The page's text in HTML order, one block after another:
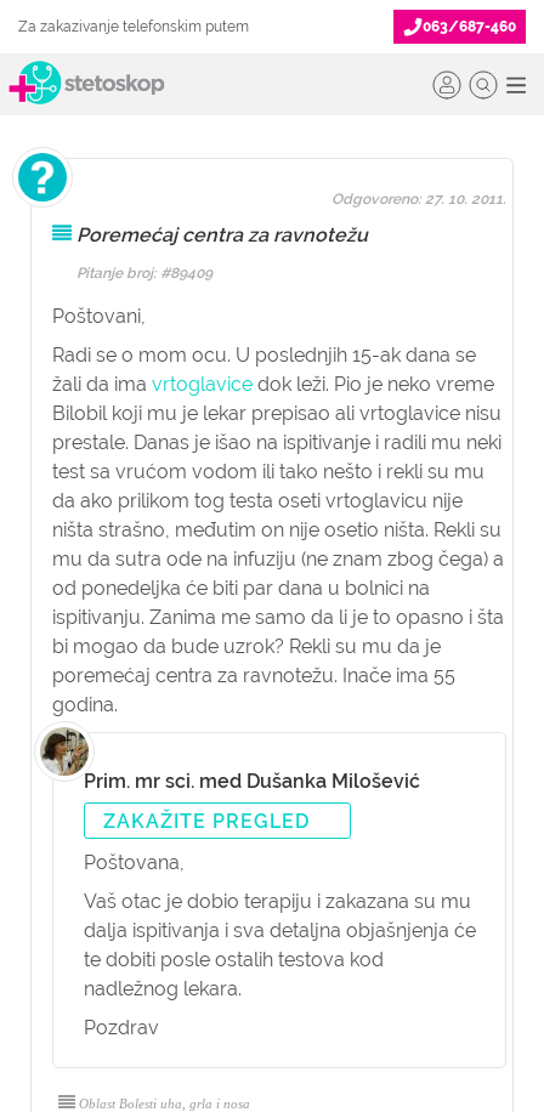
Za zakazivanje telefonskim putem 063/687-460
Poremećaj centra za ravnotežu
Pitanje broj: #89409
Poštovani,
Radi se o mom ocu. U poslednjih 15-ak dana se
žali da ima vrtoglavice dok leži. Pio je neko vreme
Bilobil koji mu je lekar prepisao ali vrtoglavice nisu
prestale. Danas je išao na ispitivanje i radili mu neki
test sa vrućom vodom ili tako nešto i rekli su mu
da ako prilikom tog testa oseti vrtoglavicu nije
ništa strašno, međutim on nije osetio ništa. Rekli su
mu da sutra ode na infuziju (ne znam zbog čega) a
od ponedeljka će biti par dana u bolnici na
ispitivanju. Zanima me samo da li je to opasno i šta
bi mogao da bude uzrok? Rekli su mu da je
poremećaj centra za ravnotežu. Inače ima 55
godina.
Odgovoreno: 27. 10. 2011.
Prim. mr sci. med Dušanka Milošević
ZAKAŽITE PREGLED
Poštovana,
Vaš otac je dobio terapiju i zakazana su mu
dalja ispitivanja i sva detaljna objašnjenja će
te dobiti posle ostalih testova kod
nadležnog lekara.
Pozdrav
Oblast Bolesti uha, grla i nosa